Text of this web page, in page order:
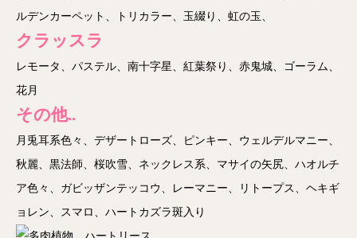
ルデンカーペット、トリカラー、玉綴り、虹の玉、
クラッスラ
レモータ、パステル、南十字星、紅葉祭り、赤鬼城、ゴーラム、
花月
その他..
月兎耳系色々、デザートローズ、ピンキー、ウェルデルマニー、
秋麗、黒法師、桜吹雪、ネックレス系、マサイの矢尻、ハオルチ
ア色々、ガビッザンテッコウ、レーマニー、リトープス、ヘキギ
ョレン、スマロ、ハートカズラ斑入り